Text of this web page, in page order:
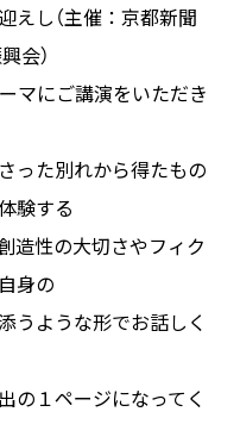
えし（主催：京都新聞
会）
マにご講演をいただき
った別れから得たもの
験する
造性の大切さやフィク
身の
うような形でお話しく
の１ページになってく